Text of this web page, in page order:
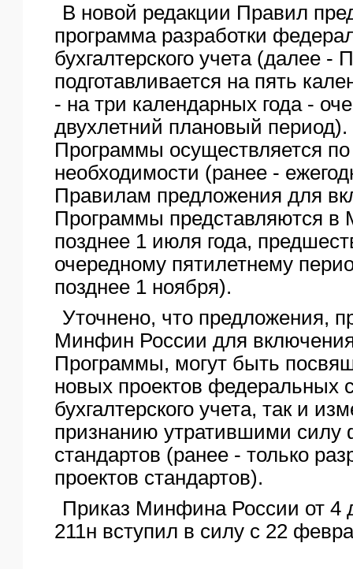
В новой редакции Правил
программа разработки
бухгалтерского учета (далее -
подготавливается на пять
- на три календарных года -
двухлетний плановый
Программы осуществляется
необходимости (ранее -
Правилам предложения для
Программы представляются
позднее 1 июля года,
очередному пятилетнему
позднее 1 ноября).
Уточнено, что предложения,
Минфин России для
Программы, могут быть
новых проектов федеральных
бухгалтерского учета, так и
признанию утратившими силу
стандартов (ранее - только
проектов стандартов).
Приказ Минфина России от 4
211н вступил в силу с 22